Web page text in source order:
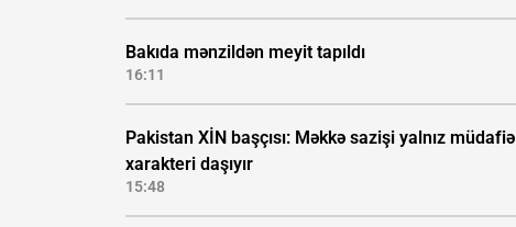
Bakıda mənzildən meyit tapıldı
16:11
Pakistan XİN başçısı: Məkkə sazişi yalnız müdafiə
xarakteri daşıyır
15:48